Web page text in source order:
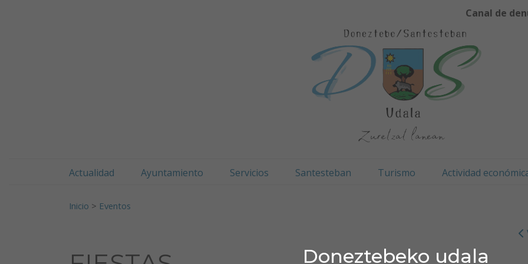
Doneztebeko udala
Canal de
Actualidad Ayuntamiento Servicios Santesteban Turismo Actividad
Inicio > Eventos